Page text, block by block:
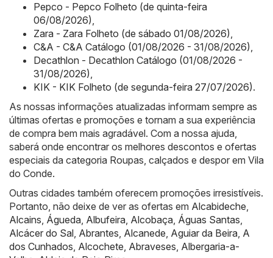
Pepco - Pepco Folheto (de quinta-feira
06/08/2026),
Zara - Zara Folheto (de sábado 01/08/2026),
C&A - C&A Catálogo (01/08/2026 - 31/08/2026),
Decathlon - Decathlon Catálogo (01/08/2026 -
31/08/2026),
KIK - KIK Folheto (de segunda-feira 27/07/2026).
As nossas informações atualizadas informam sempre as
últimas ofertas e promoções e tornam a sua experiência
de compra bem mais agradável. Com a nossa ajuda,
saberá onde encontrar os melhores descontos e ofertas
especiais da categoria Roupas, calçados e despor em Vila
do Conde.
Outras cidades também oferecem promoções irresistíveis.
Portanto, não deixe de ver as ofertas em Alcabideche,
Alcains, Águeda, Albufeira, Alcobaça, Águas Santas,
Alcácer do Sal, Abrantes, Alcanede, Aguiar da Beira, A
dos Cunhados, Alcochete, Abraveses, Albergaria-a-